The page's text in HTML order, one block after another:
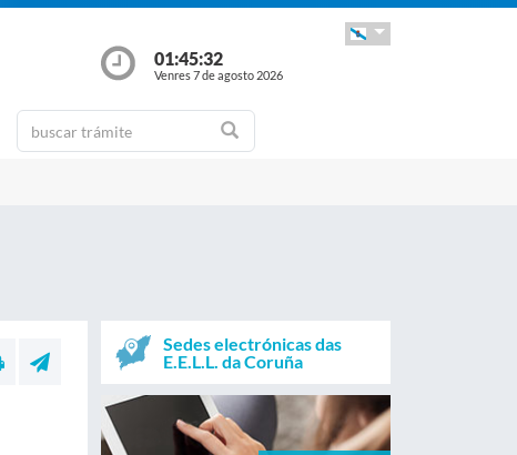
01:45:33
Venres 7 de agosto 2026
Sedes electrónicas das
E.E.L.L. da Coruña